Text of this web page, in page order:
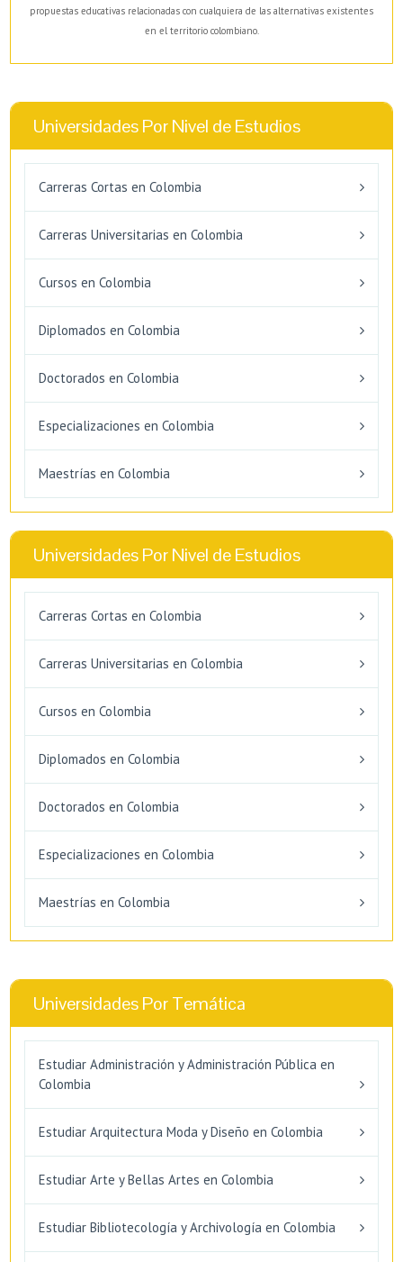
propuestas educativas relacionadas con cualquiera de las alternativas existentes
en el territorio colombiano.
Universidades Por Nivel de Estudios
Carreras Cortas en Colombia
Carreras Universitarias en Colombia
Cursos en Colombia
Diplomados en Colombia
Doctorados en Colombia
Especializaciones en Colombia
Maestrías en Colombia
Universidades Por Nivel de Estudios
Carreras Cortas en Colombia
Carreras Universitarias en Colombia
Cursos en Colombia
Diplomados en Colombia
Doctorados en Colombia
Especializaciones en Colombia
Maestrías en Colombia
Universidades Por Temática
Estudiar Administración y Administración Pública en
Colombia
Estudiar Arquitectura Moda y Diseño en Colombia
Estudiar Arte y Bellas Artes en Colombia
Estudiar Bibliotecología y Archivología en Colombia